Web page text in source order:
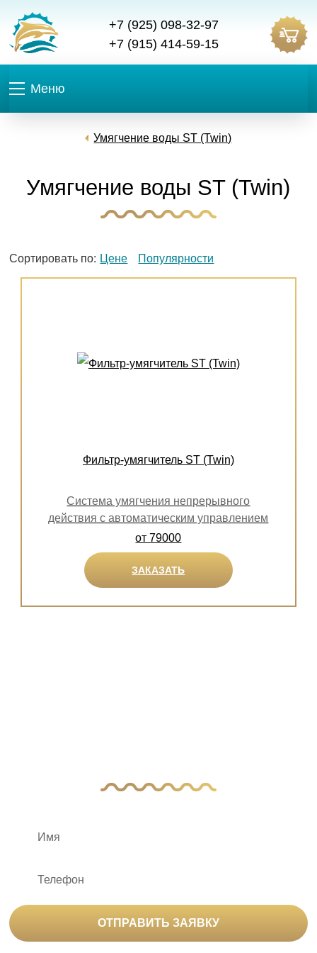
+7 (925) 098-32-97
+7 (915) 414-59-15
Меню
Умягчение воды ST (Twin)
Умягчение воды ST (Twin)
Сортировать по: Цене Популярности
Фильтр-умягчитель ST (Twin)
Система умягчения непрерывного
действия с автоматическим управлением
от 79000
ЗАКАЗАТЬ
ОТПРАВИТЬ ЗАЯВКУ